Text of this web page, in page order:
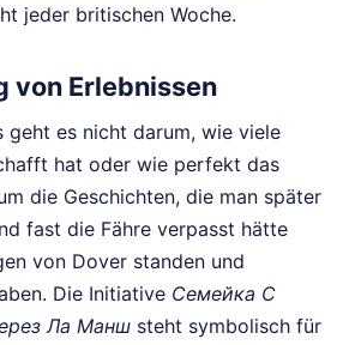
jeder britischen Woche.
von Erlebnissen
geht es nicht darum, wie viele
hat oder wie perfekt das
die Geschichten, die man später
fast die Fähre verpasst hätte
von Dover standen und
Die Initiative Семейка С
Ла Манш steht symbolisch für